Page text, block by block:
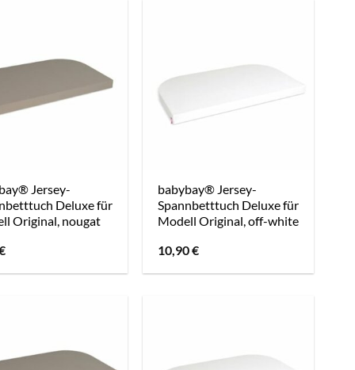
Jersey-
Deluxe für
Original, nougat
babybay® Jersey-
Spannbetttuch Deluxe für
Modell Original, off-white
10,90€